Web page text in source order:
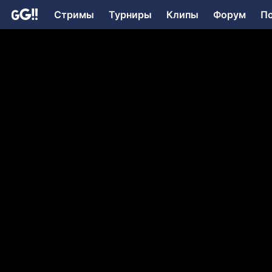
Стримы Турниры Клипы Форум